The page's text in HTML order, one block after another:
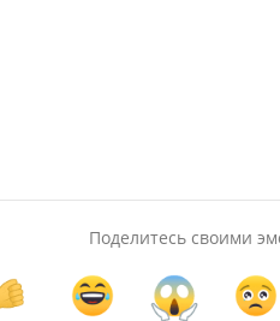
Поделитесь своими